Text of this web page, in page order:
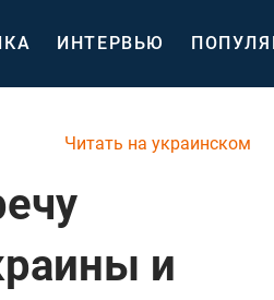
ИНТЕРВЬЮ
Читать на украинском
и